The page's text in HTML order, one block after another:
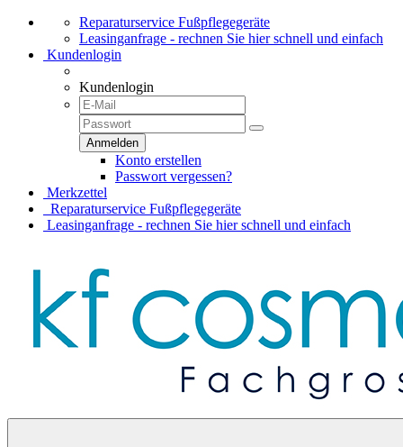
Reparaturservice Fußpflegegeräte
Leasinganfrage - rechnen Sie hier schnell und einfach
Kundenlogin
Kundenlogin
Konto erstellen
Passwort vergessen?
Merkzettel
Reparaturservice Fußpflegegeräte
Leasinganfrage - rechnen Sie hier schnell und einfach